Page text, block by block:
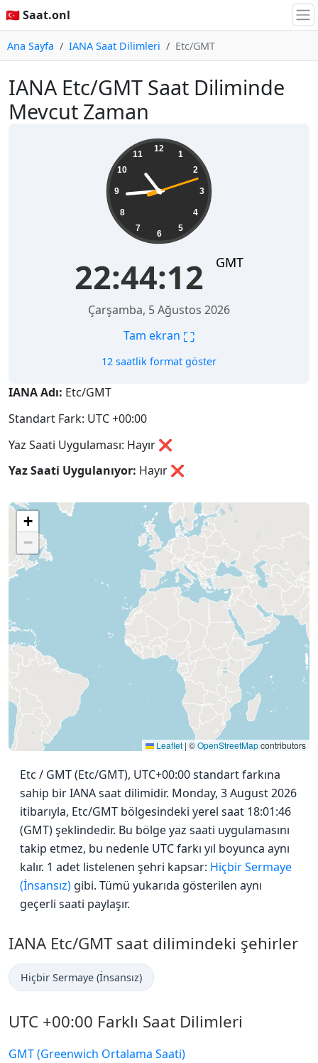
🇹🇷 Saat.onl
Ana Sayfa IANA Saat Dilimleri Etc/GMT
IANA Etc/GMT Saat Diliminde
Mevcut Zaman
12
1
2
3
4
5
6
7
8
9
10
11
22:44:12 GMT
Çarşamba, 5 Ağustos 2026
Tam ekran ⛶
12 saatlik format göster
IANA Adı: Etc/GMT
Standart Fark: UTC +00:00
Yaz Saati Uygulaması: Hayır ❌
Yaz Saati Uygulanıyor: Hayır ❌
+
−
Leaflet | ©OpenStreetMapcontributors
Etc / GMT (Etc/GMT), UTC+00:00 standart farkına
sahip bir IANA saat dilimidir. Monday, 3 August 2026
itibarıyla, Etc/GMT bölgesindeki yerel saat 18:01:46
(GMT) şeklindedir. Bu bölge yaz saati uygulamasını
takip etmez, bu nedenle UTC farkı yıl boyunca aynı
kalır. 1 adet listelenen şehri kapsar: Hiçbir Sermaye
(İnsansız) gibi. Tümü yukarıda gösterilen aynı
geçerli saati paylaşır.
IANA Etc/GMT saat dilimindeki şehirler
Hiçbir Sermaye (İnsansız)
UTC +00:00 Farklı Saat Dilimleri
GMT (Greenwich Ortalama Saati)